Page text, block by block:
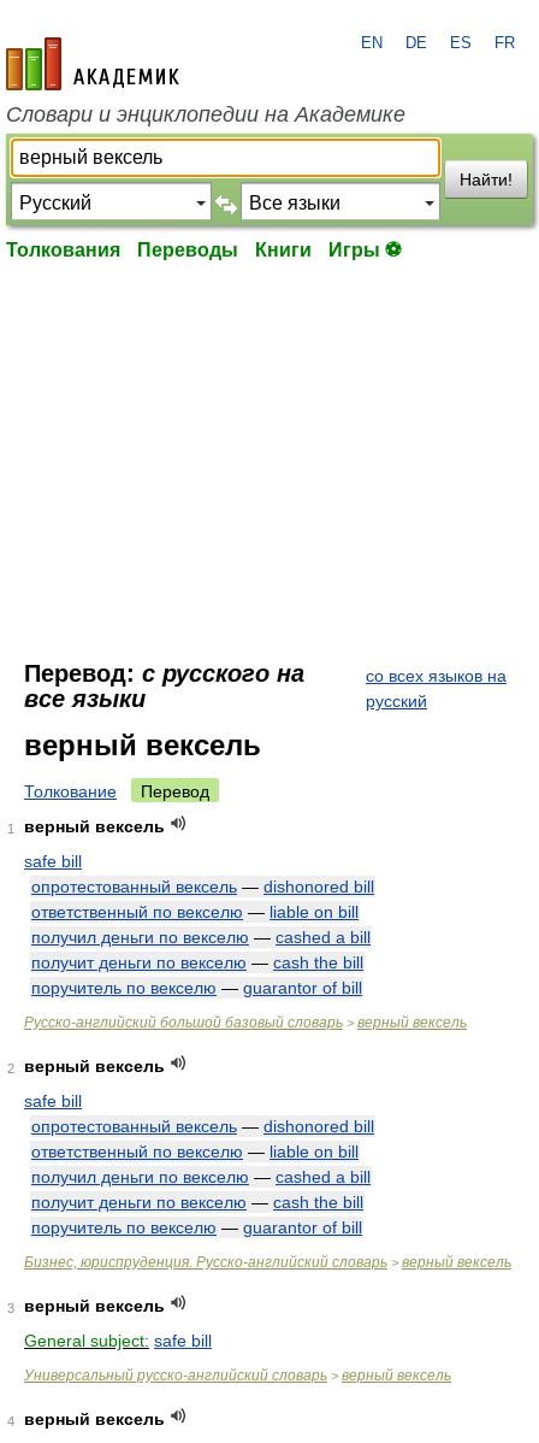
academic.ru
EN DE ES FR
Словари и энциклопедии на Академике
Найти!
Толкования Переводы Книги Игры ⚽
Перевод: с русского на
все языки
со всех языков на
русский
верный вексель
Толкование Перевод
1
верный вексель
safe bill
опротестованный вексель — dishonored bill
ответственный по векселю — liable on bill
получил деньги по векселю — cashed a bill
получит деньги по векселю — cash the bill
поручитель по векселю — guarantor of bill
Русско-английский большой базовый словарь > верный вексель
2
верный вексель
safe bill
опротестованный вексель — dishonored bill
ответственный по векселю — liable on bill
получил деньги по векселю — cashed a bill
получит деньги по векселю — cash the bill
поручитель по векселю — guarantor of bill
Бизнес, юриспруденция. Русско-английский словарь > верный вексель
3
верный вексель
General subject: safe bill
Универсальный русско-английский словарь > верный вексель
4
верный вексель